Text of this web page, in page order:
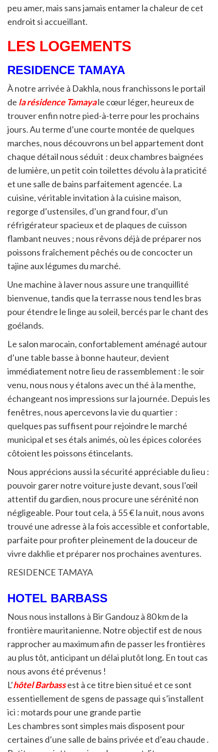
peu amer, mais sans jamais entamer la chaleur de cet
endroit si accueillant.
LES LOGEMENTS
RESIDENCE TAMAYA
À notre arrivée à Dakhla, nous franchissons le portail
de la résidence Tamayale cœur léger, heureux de
trouver enfin notre pied-à-terre pour les prochains
jours. Au terme d’une courte montée de quelques
marches, nous découvrons un bel appartement dont
chaque détail nous séduit : deux chambres baignées
de lumière, un petit coin toilettes dévolu à la praticité
et une salle de bains parfaitement agencée. La
cuisine, véritable invitation à la cuisine maison,
regorge d’ustensiles, d’un grand four, d’un
réfrigérateur spacieux et de plaques de cuisson
flambant neuves ; nous rêvons déjà de préparer nos
poissons fraîchement pêchés ou de concocter un
tajine aux légumes du marché.
Une machine à laver nous assure une tranquillité
bienvenue, tandis que la terrasse nous tend les bras
pour étendre le linge au soleil, bercés par le chant des
goélands.
Le salon marocain, confortablement aménagé autour
d’une table basse à bonne hauteur, devient
immédiatement notre lieu de rassemblement : le soir
venu, nous nous y étalons avec un thé à la menthe,
échangeant nos impressions sur la journée. Depuis les
fenêtres, nous apercevons la vie du quartier :
quelques pas suffisent pour rejoindre le marché
municipal et ses étals animés, où les épices colorées
côtoient les poissons étincelants.
Nous apprécions aussi la sécurité appréciable du lieu :
pouvoir garer notre voiture juste devant, sous l’œil
attentif du gardien, nous procure une sérénité non
négligeable. Pour tout cela, à 55 € la nuit, nous avons
trouvé une adresse à la fois accessible et confortable,
parfaite pour profiter pleinement de la douceur de
vivre dakhlie et préparer nos prochaines aventures.
RESIDENCE TAMAYA
HOTEL BARBASS
Nous nous installons à Bir Gandouz à 80 km de la
frontière mauritanienne. Notre objectif est de nous
rapprocher au maximum afin de passer les frontières
au plus tôt, anticipant un délai plutôt long. En tout cas
nous avons été prévenus !
L’hôtel Barbassest à ce titre bien situé et ce sont
essentiellement de sgens de passage qui s’installent
ici : motards pour une grande partie
Les chambres sont simples mais disposent pour
certaines d’une salle de bains privée et d’eau chaude .